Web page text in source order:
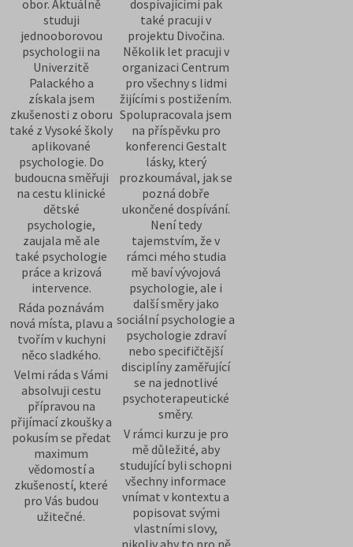
obor. Aktuálně
studuji
jednooborovou
psychologii na
Univerzitě
Palackého a
získala jsem
zkušenosti z oboru
také z Vysoké školy
aplikované
psychologie. Do
budoucna směřuji
na cestu klinické
dětské
psychologie,
zaujala mě ale
také psychologie
práce a krizová
intervence.
Ráda poznávám
nová místa, plavu a
tvořím v kuchyni
něco sladkého.
Velmi ráda s Vámi
absolvuji cestu
přípravou na
přijímací zkoušky a
pokusím se předat
maximum
vědomostí a
zkušeností, které
pro Vás budou
užitečné.
dospívajícími pak
také pracuji v
projektu Divočina.
Několik let pracuji v
organizaci Centrum
pro všechny s lidmi
žijícími s postižením.
Spolupracovala jsem
na příspěvku pro
konferenci Gestalt
lásky, který
prozkoumával, jak se
pozná dobře
ukončené dospívání.
Není tedy
tajemstvím, že v
rámci mého studia
mě baví vývojová
psychologie, ale i
další směry jako
sociální psychologie a
psychologie zdraví
nebo specifičtější
disciplíny zaměřující
se na jednotlivé
psychoterapeutické
směry.
V rámci kurzu je pro
mě důležité, aby
studující byli schopni
všechny informace
vnímat v kontextu a
popisovat svými
vlastními slovy,
nikoliv aby to pro ně